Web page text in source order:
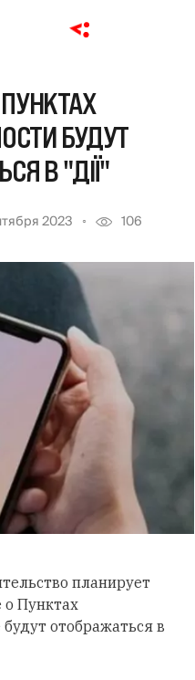
БУДУТ
В "ДІЇ"
2023 106
планирует
Пунктах
отображаться в